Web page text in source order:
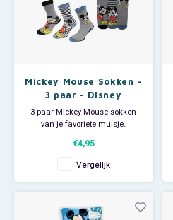
Mickey Mouse Sokken -
3 paar - Disney
3 paar Mickey Mouse sokken
van je favoriete muisje.
polyester + 2% elastan. De
Disney Mickey Mouse
kindersokken worden
willekeurig uitgeleverd.
€4,95
Vergelijk